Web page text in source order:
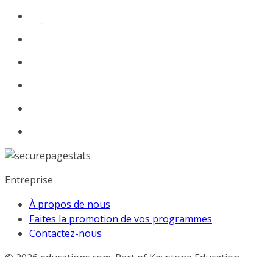
Entreprise
À propos de nous
Faites la promotion de vos programmes
Contactez-nous